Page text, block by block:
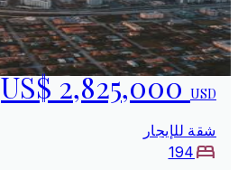
US$ 2,825,000USD
شقة للإيجار
194